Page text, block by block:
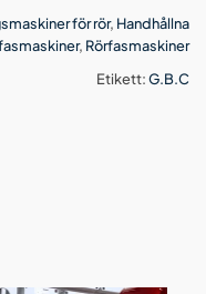
för rör, Handhållna
, Rörfasmaskiner
Etikett:G.B.C